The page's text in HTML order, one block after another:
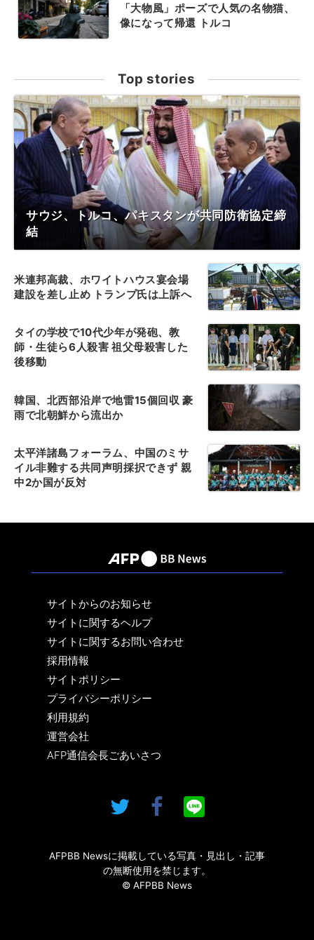
「大物風」ポーズで人気の名物猫、
像になって帰還 トルコ
Top stories
サウジ、トルコ、パキスタンが共同防衛協定締
結
米連邦高裁、ホワイトハウス宴会場
建設を差し止め トランプ氏は上訴へ
タイの学校で10代少年が発砲、教
師・生徒ら6人殺害 祖父母殺害した
後移動
韓国、北西部沿岸で地雷15個回収 豪
雨で北朝鮮から流出か
太平洋諸島フォーラム、中国のミサ
イル非難する共同声明採択できず 親
中2か国が反対
サイトからのお知らせ
サイトに関するヘルプ
サイトに関するお問い合わせ
採用情報
サイトポリシー
プライバシーポリシー
利用規約
運営会社
AFP通信会長ごあいさつ
AFPBB Newsに掲載している写真・見出し・記事
の無断使用を禁じます。
© AFPBB News